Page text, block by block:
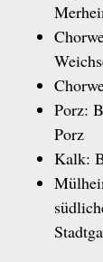
Porz:
Porz
Kalk: